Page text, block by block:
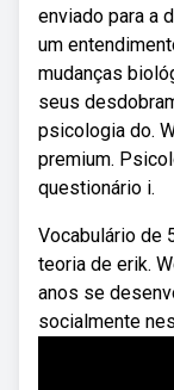
enviado para a
um
mudanças
seus
psicologia do.
premium.
questionário i.
Vocabulário de
teoria de erik.
anos se
socialmente